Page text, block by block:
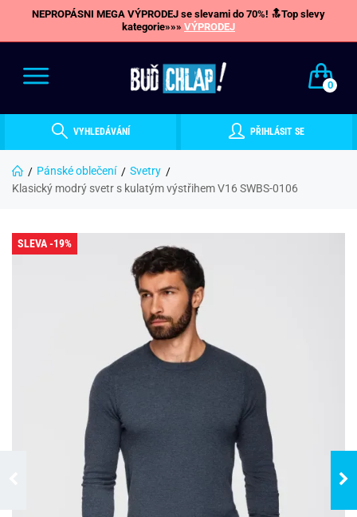
NEPROPÁSNI MEGA VÝPRODEJ se slevami do 70%! 🔝Top slevy
kategorie»»» VÝPRODEJ
0
VYHLEDÁVÁNÍ PŘIHLÁSIT SE
Pánské oblečení
Svetry
Klasický modrý svetr s kulatým výstřihem V16 SWBS-0106
SLEVA -19%